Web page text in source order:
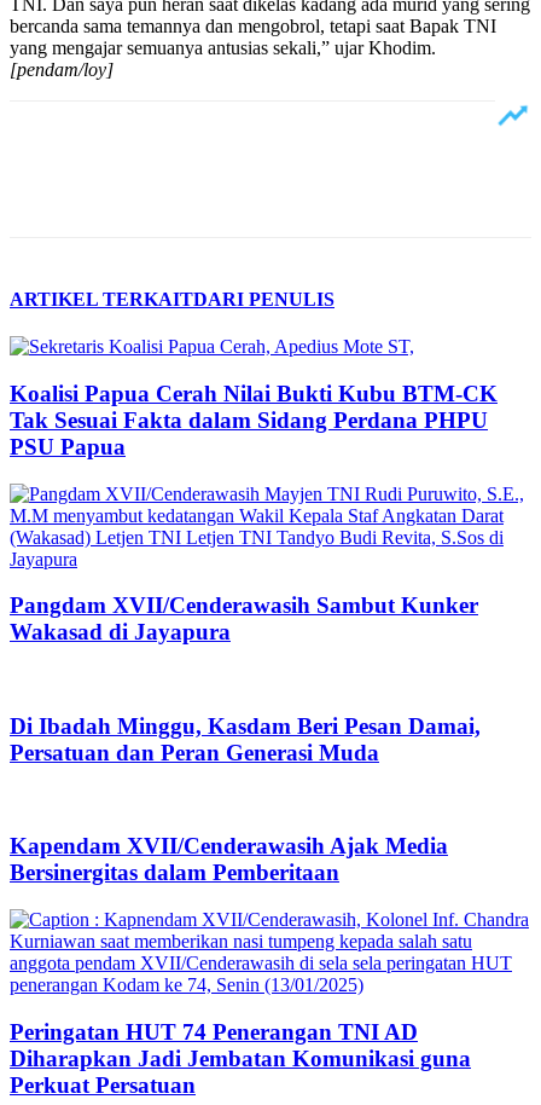
bercanda sama temannya dan mengobrol, tetapi saat Bapak TNI
yang mengajar semuanya antusias sekali,” ujar Khodim.
[pendam/loy]
ARTIKEL TERKAITDARI PENULIS
Koalisi Papua Cerah Nilai Bukti Kubu BTM-CK
Tak Sesuai Fakta dalam Sidang Perdana PHPU
PSU Papua
Pangdam XVII/Cenderawasih Sambut Kunker
Wakasad di Jayapura
Di Ibadah Minggu, Kasdam Beri Pesan Damai,
Persatuan dan Peran Generasi Muda
Kapendam XVII/Cenderawasih Ajak Media
Bersinergitas dalam Pemberitaan
Peringatan HUT 74 Penerangan TNI AD
Diharapkan Jadi Jembatan Komunikasi guna
Perkuat Persatuan